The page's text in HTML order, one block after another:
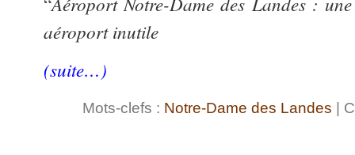
aéroport inutile
(suite…)
Mots-clefs : Notre-Dame des Landes |